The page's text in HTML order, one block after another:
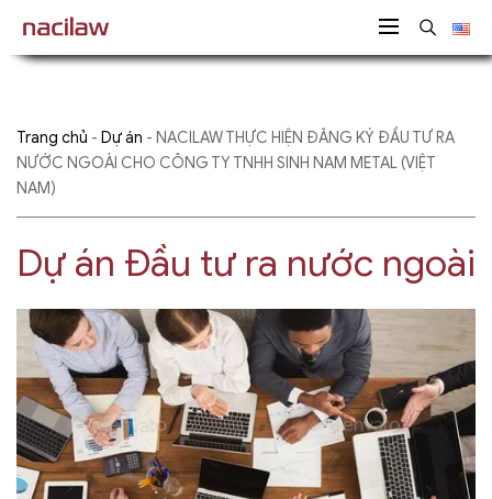
Trang chủ - Dự án - NACILAW THỰC HIỆN ĐĂNG KÝ ĐẦU TƯ RA
NƯỚC NGOÀI CHO CÔNG TY TNHH SINH NAM METAL (VIỆT
NAM)
Dự án Đầu tư ra nước ngoài